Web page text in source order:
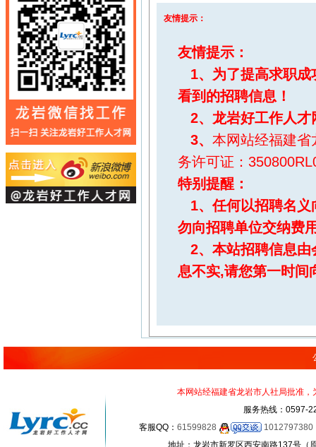
友情提示：
友情提示：
1、为了提高求职成
看到的招聘信息！
2、 龙岩好工作人
3、 本网站经福建省
务许可证：
特别提醒 ：
1、任何以招聘名义
勿向招聘单位交纳费
2、本站招聘信息由
息不实,请您第一时间
本网站经福建省龙岩市人社局批准
服务热线：0597-
客服QQ： 61599828
1012797380
地址：龙岩市新罗区西安南路137号（